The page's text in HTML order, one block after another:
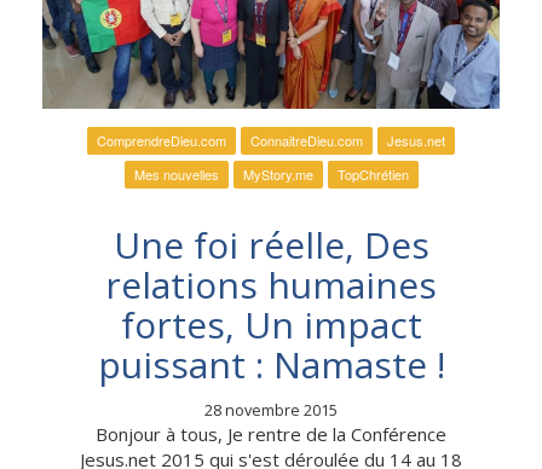
ComprendreDieu.com ConnaitreDieu.com
Jesus.net
Mes nouvelles
MyStory.me TopChrétien
Une foi réelle, Des
relations humaines
fortes, Un impact
puissant : Namaste !
28 novembre 2015
Bonjour à tous, Je rentre de la Conférence
Jesus.net 2015 qui s'est déroulée du 14 au 18